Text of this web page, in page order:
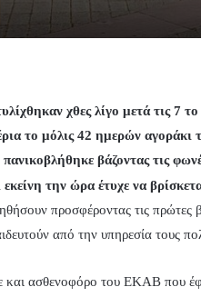
χθες λίγο μετά τις
το μόλις 42 ημερών αγοράκι
βάζοντας τις
την ώρα έτυχε να
προσφέροντας τις
από την υπηρεσία τους
και ασθενοφόρο του ΕΚΑΒ που